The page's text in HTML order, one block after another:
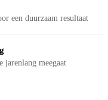
een duurzaam resultaat
meegaat